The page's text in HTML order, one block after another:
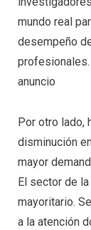
mundo real
desempeño
profesionales.
anuncio
Por otro lado,
disminución
mayor
El sector de
mayoritario.
a la atención